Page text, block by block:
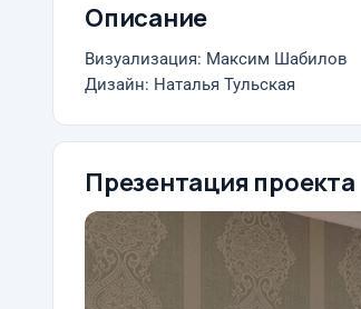
Описание
Визуализация: Максим Шабилов
Дизайн: Наталья Тульская
Презентация проекта